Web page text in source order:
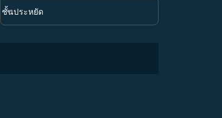
ระดับชั้นการเดินทาง option ชั้นประหยัด Selected
ชั้นประหยัด
keyboard_arrow_down